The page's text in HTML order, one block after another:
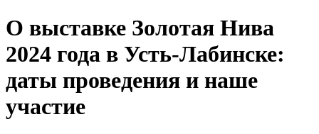
О выставке Золотая Нива
2024 года в Усть-Лабинске:
даты проведения и наше
участие